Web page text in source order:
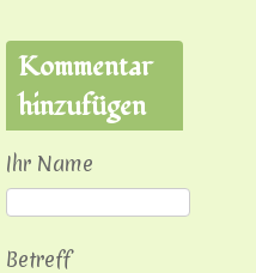
Kommentar
hinzufügen
Ihr Name
Betreff